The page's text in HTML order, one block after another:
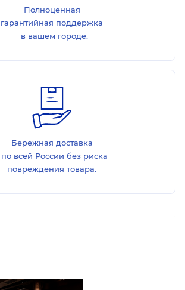
Полноценная
гарантийная поддержка
в вашем городе.
Бережная доставка
по всей России без риска
повреждения товара.